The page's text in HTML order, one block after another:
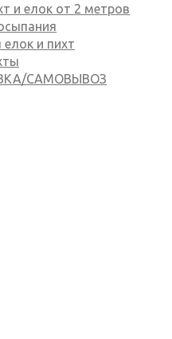
и елок от 2 метров
и пихт
САМОВЫВОЗ